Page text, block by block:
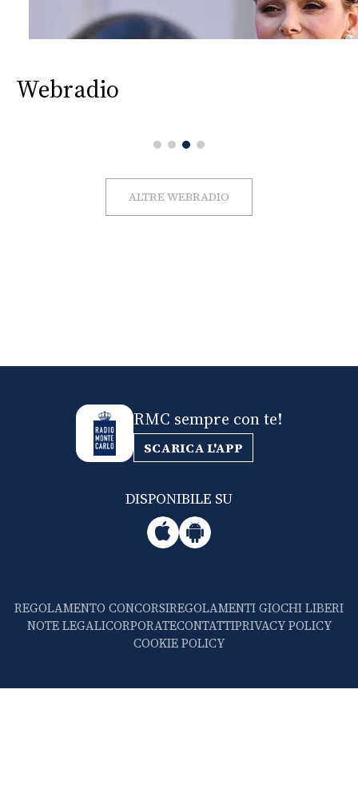
Webradio
ALTRE WEBRADIO
RMC sempre con te!
SCARICA L'APP
DISPONIBILE SU
REGOLAMENTO CONCORSIREGOLAMENTI GIOCHI LIBERI
NOTE LEGALICORPORATECONTATTIPRIVACY POLICY
COOKIE POLICY